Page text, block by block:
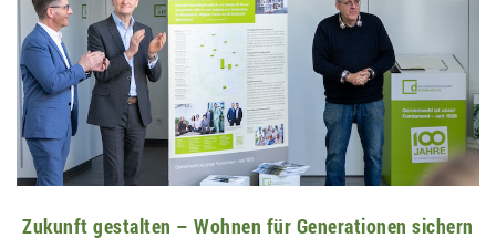
Zukunft gestalten – Wohnen für Generationen sichern